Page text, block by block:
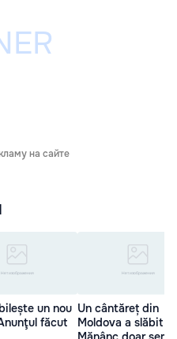
на сайте
un nou
făcut
Un cântăreț din
Moldova a slăbit